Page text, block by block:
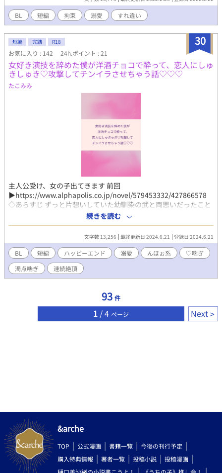
ポーズを受け入れた。 (カクヨムにも掲載) ―――――― 無断転載
禁止、二次利用禁止、AI学習禁止 リンク貼っての紹介や感想はOK
BL 短編 拘束 溺愛 すれ違い
30
短編 完結 R18
お気に入り : 142 24h.ポイント : 21
女好き演技を辞めた僕が洋酒チョコで酔って、恋人にしゅ
きしゅき♡攻撃してチンイラさせちゃう話♡♡♡
たこみみ
主人公受け、女の子出てきます 前回
▶https://www.alphapolis.co.jp/novel/579453332/427866578
◇あらすじ ずっと片想いしていた幼馴染の武と両思いだったこと
が発覚して、付き合うことになった優 自然体で甘えられるように
なった優は、バレンタインにチョコレートを交換しあう 武のくれ
た洋酒入りのチョコをもらって、優は酔っ払ってしまって
───── ＿＿＿＿＿＿＿＿＿＿＿＿＿＿＿＿＿＿ 約1年ぶりに
続きました〜！！ 自然体デレデレっていいなぁ〜 1作目の挿絵つ
きをFANBOXにて公開しております 誤字してました〜💦コメント
感謝です。 FANBOX→
https://takomimi0327.fanbox.cc/ter.com/takomimi0327 SNSリ
続きを読む
文字数 13,256 最終更新日 2024.6.21 登録日 2024.6.21
BL 短編 ハッピーエンド 溺愛 んほぉ系
♡喘ぎ
濁点喘ぎ
連続絶頂
93 件
1 / 4 ページ Next
&arche
TOP 公式漫画 書籍一覧
今後の刊行予定
購入特典情報
著者一覧 投稿小説
投稿漫画